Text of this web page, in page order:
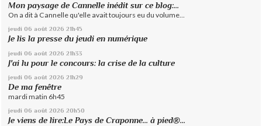
Mon paysage de Cannelle inédit sur ce blog:...
On a dit à Cannelle qu'elle avait toujours eu du volume...
jeudi 06 août 2026 21h45
Je lis la presse du jeudi en numérique
jeudi 06 août 2026 21h33
J'ai lu pour le concours: la crise de la culture
jeudi 06 août 2026 21h29
De ma fenêtre
mardi matin 6h45
jeudi 06 août 2026 20h50
Je viens de lire:Le Pays de Craponne... à pied®...